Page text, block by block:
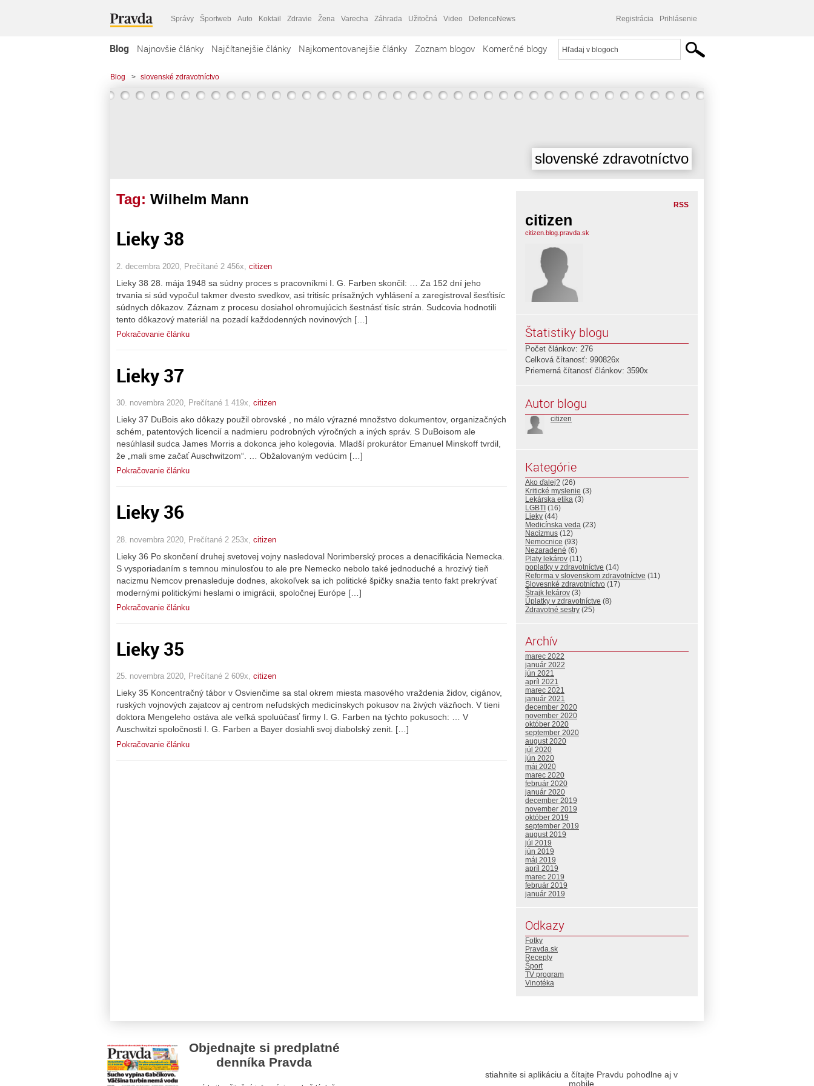
Správy Športweb Auto Koktail Zdravie Žena Varecha Záhrada Užitočná Video DefenceNews Registrácia Prihlásenie
Blog Najnovšie články Najčítanejšie články Najkomentovanejšie články Zoznam blogov Komerčné blogy
Blog > slovenské zdravotníctvo
slovenské zdravotníctvo
Tag: Wilhelm Mann
Lieky 38
2. decembra 2020, Prečítané 2 456x, citizen
Lieky 38 28. mája 1948 sa súdny proces s pracovníkmi I. G. Farben skončil: … Za 152 dní jeho
trvania si súd vypočul takmer dvesto svedkov, asi tritisíc prísažných vyhlásení a zaregistroval šesťtisíc
súdnych dôkazov. Záznam z procesu dosiahol ohromujúcich šestnásť tisíc strán. Sudcovia hodnotili
tento dôkazový materiál na pozadí každodenných novinových […]
Pokračovanie článku
Lieky 37
30. novembra 2020, Prečítané 1 419x, citizen
Lieky 37 DuBois ako dôkazy použil obrovské , no málo výrazné množstvo dokumentov, organizačných
schém, patentových licencií a nadmieru podrobných výročných a iných správ. S DuBoisom ale
nesúhlasil sudca James Morris a dokonca jeho kolegovia. Mladší prokurátor Emanuel Minskoff tvrdil,
že „mali sme začať Auschwitzom“. … Obžalovaným vedúcim […]
Pokračovanie článku
Lieky 36
28. novembra 2020, Prečítané 2 253x, citizen
Lieky 36 Po skončení druhej svetovej vojny nasledoval Norimberský proces a denacifikácia Nemecka.
S vysporiadaním s temnou minulosťou to ale pre Nemecko nebolo také jednoduché a hrozivý tieň
nacizmu Nemcov prenasleduje dodnes, akokoľvek sa ich politické špičky snažia tento fakt prekrývať
modernými politickými heslami o imigrácii, spoločnej Európe […]
Pokračovanie článku
Lieky 35
25. novembra 2020, Prečítané 2 609x, citizen
Lieky 35 Koncentračný tábor v Osvienčime sa stal okrem miesta masového vraždenia židov, cigánov,
ruských vojnových zajatcov aj centrom neľudských medicínskych pokusov na živých väzňoch. V tieni
doktora Mengeleho ostáva ale veľká spoluúčasť firmy I. G. Farben na týchto pokusoch: … V
Auschwitzi spoločnosti I. G. Farben a Bayer dosiahli svoj diabolský zenit. […]
Pokračovanie článku
RSS
citizen
citizen.blog.pravda.sk
Štatistiky blogu
Počet článkov: 276
Celková čítanosť: 990826x
Priemerná čítanosť článkov: 3590x
Autor blogu
citizen
Kategórie
Ako ďalej? (26)
Kritické myslenie (3)
Lekárska etika (3)
LGBTI (16)
Lieky (44)
Medicínska veda (23)
Nacizmus (12)
Nemocnice (93)
Nezaradené (6)
Platy lekárov (11)
poplatky v zdravotníctve (14)
Reforma v slovenskom zdravotníctve (11)
Slovesnké zdravotníctvo (17)
Štrajk lekárov (3)
Úplatky v zdravotníctve (8)
Zdravotné sestry (25)
Archív
marec 2022
január 2022
jún 2021
apríl 2021
marec 2021
január 2021
december 2020
november 2020
október 2020
september 2020
august 2020
júl 2020
jún 2020
máj 2020
marec 2020
február 2020
január 2020
december 2019
november 2019
október 2019
september 2019
august 2019
júl 2019
jún 2019
máj 2019
apríl 2019
marec 2019
február 2019
január 2019
Odkazy
Fotky
Pravda.sk
Recepty
Šport
TV program
Vinotéka
Objednajte si predplatné
denníka Pravda
stiahnite si aplikáciu a čítajte Pravdu pohodlne aj v
mobile